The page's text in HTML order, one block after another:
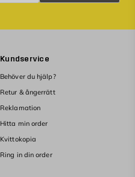
Kundservice
Behöver du hjälp?
Retur & ångerrätt
Reklamation
Hitta min order
Kvittokopia
Ring in din order